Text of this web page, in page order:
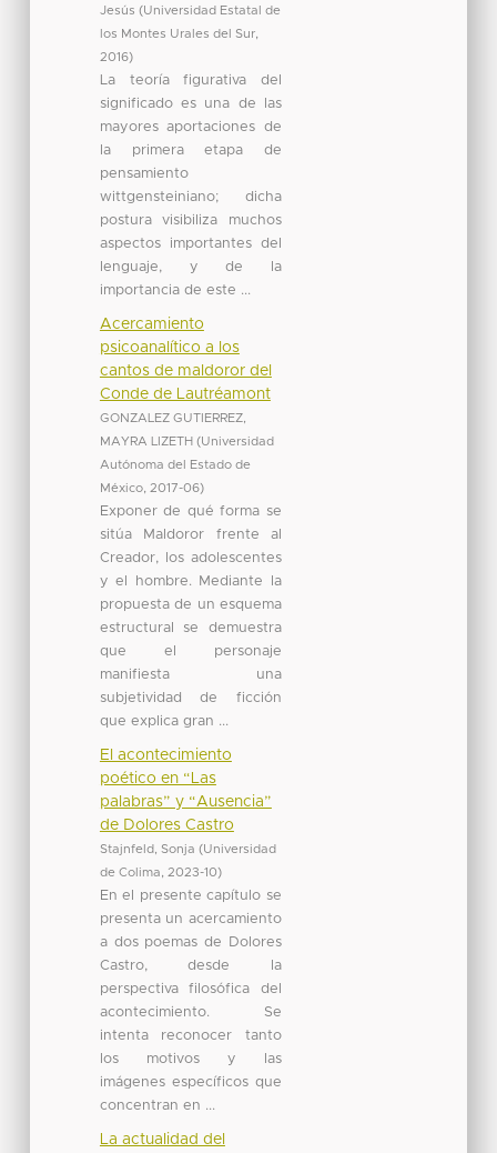
Jesús (Universidad Estatal de
los Montes Urales del Sur,
2016)
La teoría figurativa del
significado es una de las
mayores aportaciones de
la primera etapa de
pensamiento
wittgensteiniano; dicha
postura visibiliza muchos
aspectos importantes del
lenguaje, y de la
importancia de este ...
Acercamiento
psicoanalítico a los
cantos de maldoror del
Conde de Lautréamont
GONZALEZ GUTIERREZ,
MAYRA LIZETH (Universidad
Autónoma del Estado de
México, 2017-06)
Exponer de qué forma se
sitúa Maldoror frente al
Creador, los adolescentes
y el hombre. Mediante la
propuesta de un esquema
estructural se demuestra
que el personaje
manifiesta una
subjetividad de ficción
que explica gran ...
El acontecimiento
poético en “Las
palabras” y “Ausencia”
de Dolores Castro
Stajnfeld, Sonja (Universidad
de Colima
2023-10)
En el presente capítulo se
presenta un acercamiento
a dos poemas de Dolores
Castro, desde la
perspectiva filosófica del
acontecimiento. Se
intenta reconocer tanto
los motivos y las
imágenes específicos que
concentran en ...
La actualidad del